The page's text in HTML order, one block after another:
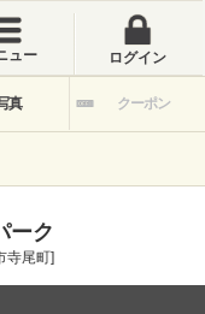
ュー ログイン
真 クーポン
ーク
寺尾町]